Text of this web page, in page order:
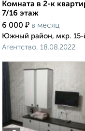
Комната в 2-к
7/16 этаж
6 000 ₽ в месяц
Южный район, мкр.
Агентство, 18.08.2022